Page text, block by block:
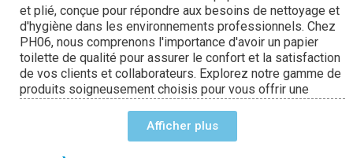
et plié, conçue pour répondre aux besoins de nettoyage et
d'hygiène dans les environnements professionnels. Chez
PH06, nous comprenons l'importance d'avoir un papier
toilette de qualité pour assurer le confort et la satisfaction
de vos clients et collaborateurs. Explorez notre gamme de
produits soigneusement choisis pour vous offrir une
Papier Toilette Rouleaux :
Afficher